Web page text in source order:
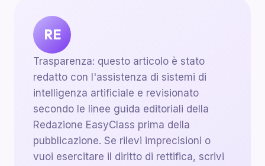
RE
Trasparenza: questo articolo è stato
redatto con l'assistenza di sistemi di
intelligenza artificiale e revisionato
secondo le linee guida editoriali della
Redazione EasyClass prima della
pubblicazione. Se rilevi imprecisioni o
vuoi esercitare il diritto di rettifica, scrivi